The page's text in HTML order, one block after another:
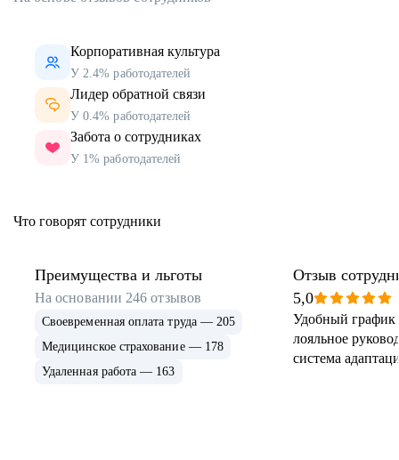
Корпоративная культура
У 2.4% работодателей
Лидер обратной связи
У 0.4% работодателей
Забота о сотрудниках
У 1% работодателей
Что говорят сотрудники
Преимущества и льготы
На основании 246 отзывов
Своевременная оплата труда — 205
Медицинское страхование — 178
Удаленная работа — 163
Отзыв
5,0
Удобный график
лояльное
система